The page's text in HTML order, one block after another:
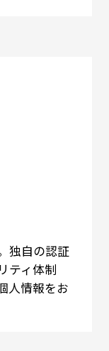
独自の認証
ティ体制
人情報をお